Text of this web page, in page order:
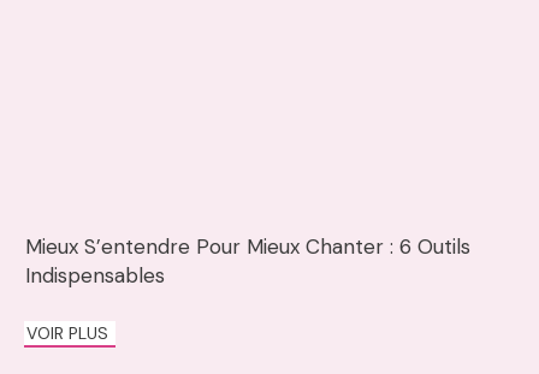
Mieux S’entendre Pour Mieux Chanter : 6 Outils
Indispensables
VOIR PLUS